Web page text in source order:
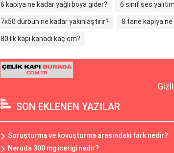
6 kapıya ne kadar yağlı boya gider? 6 sınıf ses
7x50 dürbün ne kadar yakınlaştırır? 8 tane kapıya
80 lik kapı kanadı kaç cm?
SON EKLENEN YAZILAR
Soruşturma ve kovuşturma arasındaki fark nedir?
Neruda 300 mg icerigi nedir?